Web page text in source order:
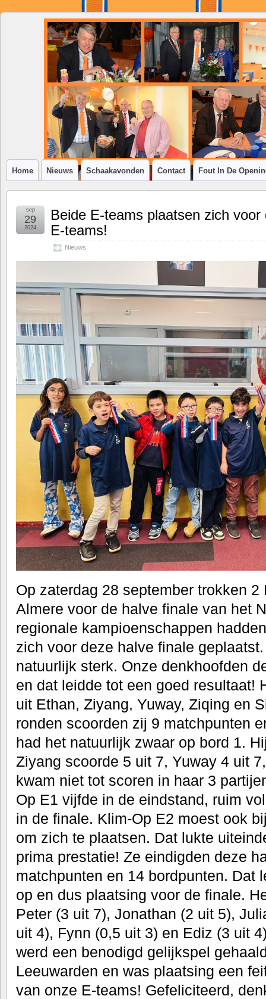
SSV
Klim-
Home Nieuws Schaakavonden Contact Fout In De
Beide E-teams plaatsen zich
E-teams!
Nieuws
sep
29
2024
Op zaterdag 28 september trokken 2
Almere voor de halve finale van het
regionale kampioenschappen
zich voor deze halve finale
natuurlijk sterk. Onze denkhoofden
en dat leidde tot een goed resultaat!
uit Ethan, Ziyang, Yuway, Ziqing en
ronden scoorden zij 9 matchpunten
had het natuurlijk zwaar op bord 1.
Ziyang scoorde 5 uit 7, Yuway 4 uit
kwam niet tot scoren in haar 3
Op E1 vijfde in de eindstand, ruim
in de finale. Klim-Op E2 moest ook
om zich te plaatsen. Dat lukte
prima prestatie! Ze eindigden deze
matchpunten en 14 bordpunten. Dat
op en dus plaatsing voor de finale.
Peter (3 uit 7), Jonathan (2 uit 5),
uit 4), Fynn (0,5 uit 3) en Ediz (3 uit
werd een benodigd gelijkspel
Leeuwarden en was plaatsing een
van onze E-teams! Gefeliciteerd,